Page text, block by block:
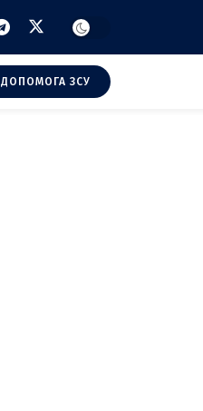
ДОПОМОГА ЗСУ